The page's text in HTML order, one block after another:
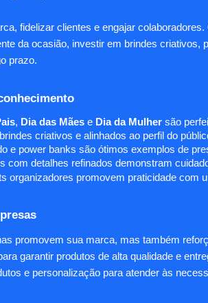
fidelizar clientes e engajar
da ocasião, investir em brindes criativos,
prazo.
, Dia das Mães e Dia da Mulher são
criativos e alinhados ao perfil do
e power banks são ótimos exemplos de
detalhes refinados demonstram
organizadores promovem praticidade com
promovem sua marca, mas também
garantir produtos de alta qualidade e
e personalização para atender às